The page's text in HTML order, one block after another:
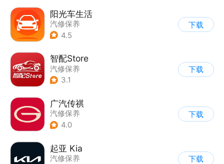
阳光车生活
汽修保养
4.5
下载
智配Store
汽修保养
3.1
下载
广汽传祺
汽修保养
4.0
下载
起亚 Kia
汽修保养
下载